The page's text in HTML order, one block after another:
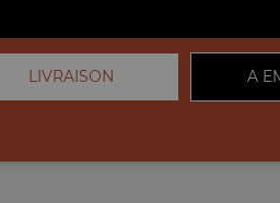
LIVRAISON A